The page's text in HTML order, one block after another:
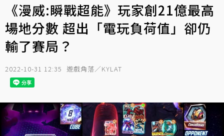
《漫威:瞬戰超能》玩家創21億最高
場地分數 超出「電玩負荷值」卻仍
輸了賽局？
2022-10-31 12:35 遊戲角落／KYLAT